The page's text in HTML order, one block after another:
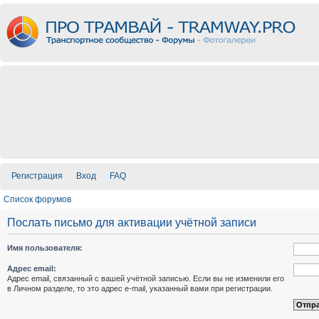
Регистрация Вход FAQ
Список форумов
Послать письмо для активации учётной записи
Имя пользователя:
Адрес email:
Адрес email, связанный с вашей учётной записью. Если вы не изменили его
в Личном разделе, то это адрес e-mail, указанный вами при регистрации.